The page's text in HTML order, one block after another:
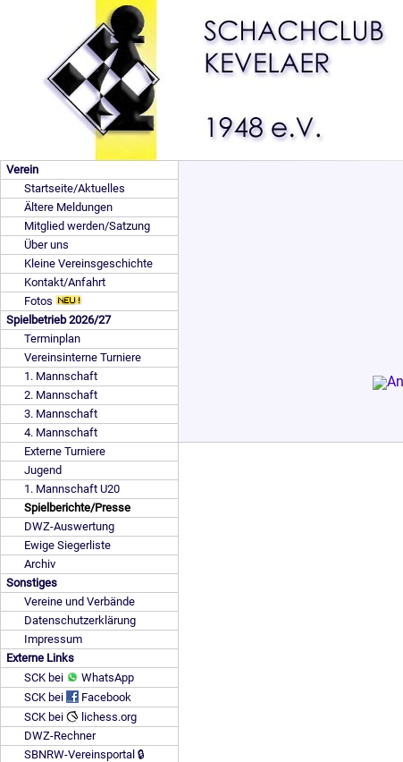
Verein
Startseite/Aktuelles
Ältere Meldungen
Mitglied werden/Satzung
Über uns
Kleine Vereinsgeschichte
Kontakt/Anfahrt
Fotos
Spielbetrieb 2026/27
Terminplan
Vereinsinterne Turniere
1. Mannschaft
2. Mannschaft
3. Mannschaft
4. Mannschaft
Externe Turniere
Jugend
1. Mannschaft U20
Spielberichte/Presse
DWZ-Auswertung
Ewige Siegerliste
Archiv
Sonstiges
Vereine und Verbände
Datenschutzerklärung
Impressum
Externe Links
SCK bei
WhatsApp
SCK bei
Facebook
SCK bei
lichess.org
DWZ-Rechner
SBNRW-Vereinsportal 🔒